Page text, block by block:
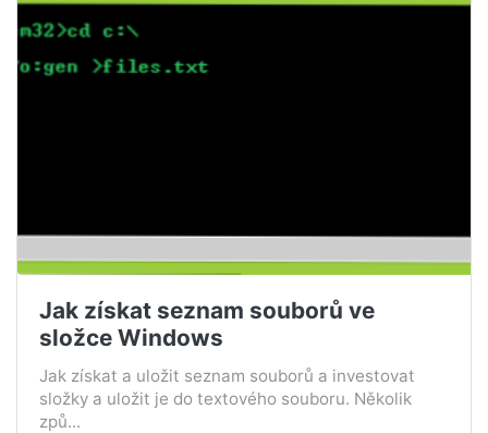
Jak získat seznam souborů ve
složce Windows
Jak získat a uložit seznam souborů a investovat
složky a uložit je do textového souboru. Několik
způ...